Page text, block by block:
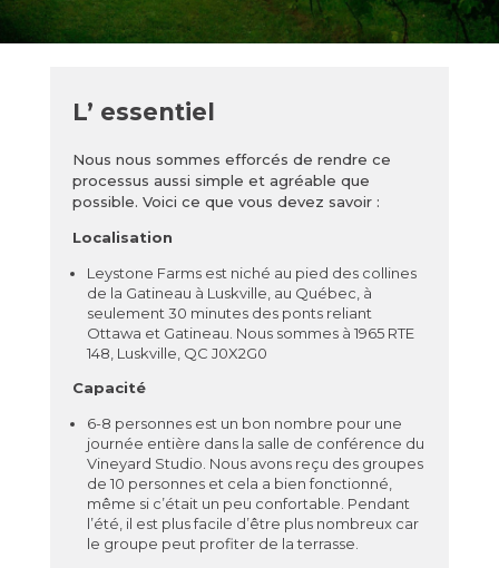
L’ essentiel
Nous nous sommes efforcés de rendre ce
processus aussi simple et agréable que
possible. Voici ce que vous devez savoir :
Localisation
Leystone Farms est niché au pied des collines
de la Gatineau à Luskville, au Québec, à
seulement 30 minutes des ponts reliant
Ottawa et Gatineau. Nous sommes à 1965 RTE
148, Luskville, QC J0X2G0
Capacité
6-8 personnes est un bon nombre pour une
journée entière dans la salle de conférence du
Vineyard Studio. Nous avons reçu des groupes
de 10 personnes et cela a bien fonctionné,
même si c’était un peu confortable. Pendant
l’été, il est plus facile d’être plus nombreux car
le groupe peut profiter de la terrasse.